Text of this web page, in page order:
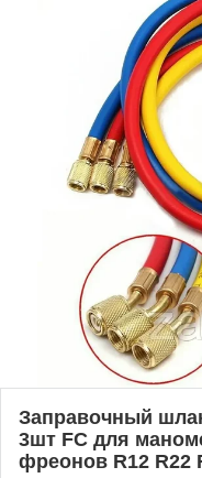
Заправочный
3шт FC для
фреонов R12 R22